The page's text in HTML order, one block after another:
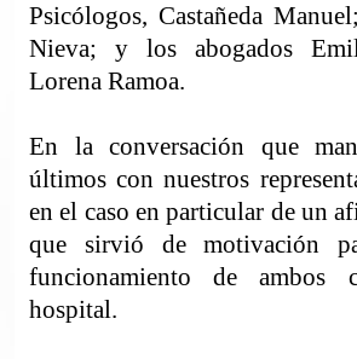
Psicólogos, Castañeda
Nieva; y los abogados
Lorena Ramoa.
En la conversación que
últimos con nuestros
en el caso en particular de un
que sirvió de motivación
funcionamiento de ambos
hospital.